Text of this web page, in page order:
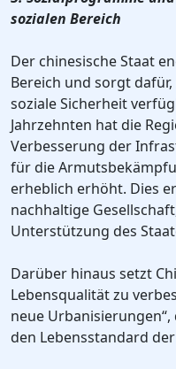
sozialen Bereich
Der chinesische Staat
Bereich und sorgt
soziale Sicherheit
Jahrzehnten hat die
Verbesserung der
für die
erheblich erhöht. Dies
nachhaltige
Unterstützung des
Darüber hinaus setzt
Lebensqualität zu
neue
den Lebensstandard